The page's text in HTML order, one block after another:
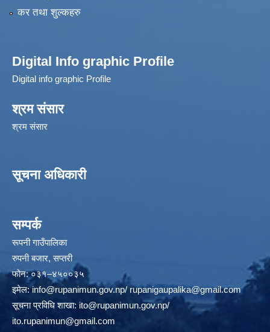
कर तथा शुल्कहरु
Digital Info graphic Profile
Digital info graphic Profile
श्रम संसार
श्रम संसार
सूचना अधिकारी
सम्पर्क
रूपनी गाउँपालिका
रुपनी बजार, सप्तरी
फोन: ०३१–४५००३५
इमेल:info@rupanimun.gov.np/rupanigaupalika@gmail.com
सूचना प्रविधि शाखा: ito@rupanimun.gov.np/
ito.rupanimun@gmail.com